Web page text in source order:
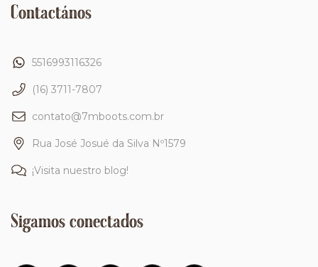
Contactános
5516993116326
(16) 3711-7807
contato@7mboots.com.br
Rua José Josué da Silva Nº1579
¡Visita nuestro blog!
Sigamos conectados